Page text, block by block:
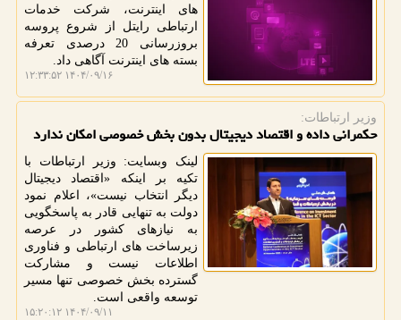
های اینترنت، شرکت خدمات
ارتباطی رایتل از شروع پروسه
بروزرسانی 20 درصدی تعرفه
بسته های اینترنت آگاهی داد.
۱۴۰۴/۰۹/۱۶ ۱۲:۳۳:۵۲
وزیر ارتباطات:
حکمرانی داده و اقتصاد دیجیتال بدون بخش خصوصی امکان ندارد
لینک وبسایت: وزیر ارتباطات با
تکیه بر اینکه «اقتصاد دیجیتال
دیگر انتخاب نیست»، اعلام نمود
دولت به تنهایی قادر به پاسخگویی
به نیازهای کشور در عرصه
زیرساخت های ارتباطی و فناوری
اطلاعات نیست و مشارکت
گسترده بخش خصوصی تنها مسیر
توسعه واقعی است.
۱۴۰۴/۰۹/۱۱ ۱۵:۲۰:۱۲